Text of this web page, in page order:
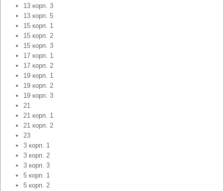
13 корп. 3
13 корп. 5
15 корп. 1
15 корп. 2
15 корп. 3
17 корп. 1
17 корп. 2
19 корп. 1
19 корп. 2
19 корп. 3
21
21 корп. 1
21 корп. 2
23
3 корп. 1
3 корп. 2
3 корп. 3
5 корп. 1
5 корп. 2